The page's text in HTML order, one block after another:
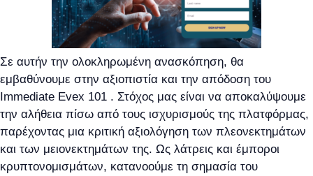
Σε αυτήν την ολοκληρωμένη ανασκόπηση, θα
εμβαθύνουμε στην αξιοπιστία και την απόδοση του
Immediate Evex 101 . Στόχος μας είναι να αποκαλύψουμε
την αλήθεια πίσω από τους ισχυρισμούς της πλατφόρμας,
παρέχοντας μια κριτική αξιολόγηση των πλεονεκτημάτων
και των μειονεκτημάτων της. Ως λάτρεις και έμποροι
κρυπτονομισμάτων, κατανοούμε τη σημασία του